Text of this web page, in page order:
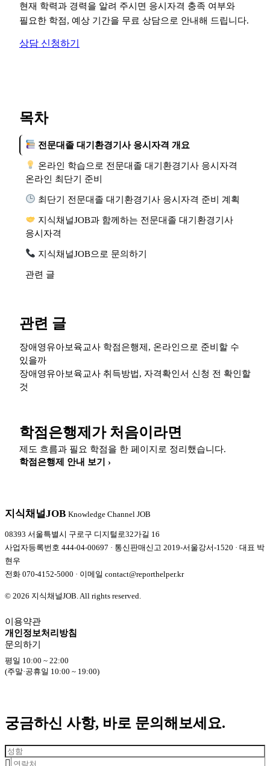
현재 학력과 경력을 알려 주시면 응시자격 충족 여부와
필요한 학점, 예상 기간을 무료 상담으로 안내해 드립니다.
상담 신청하기
목차
전문대졸 대기환경기사 응시자격 개요
온라인 학습으로 전문대졸 대기환경기사 응시자격
온라인 최단기 준비
최단기 전문대졸 대기환경기사 응시자격 준비 계획
지식채널JOB과 함께하는 전문대졸 대기환경기사
응시자격
지식채널JOB으로 문의하기
관련 글
관련 글
장애영유아보육교사 학점은행제, 온라인으로 준비할 수
있을까
장애영유아보육교사 취득방법, 자격확인서 신청 전 확인할
것
학점은행제가 처음이라면
제도 흐름과 필요 학점을 한 페이지로 정리했습니다.
학점은행제 안내 보기 ›
지식채널JOB Knowledge Channel JOB
08393 서울특별시 구로구 디지털로32가길 16
사업자등록번호 444-04-00697 · 통신판매신고 2019-서울강서-1520 · 대표 박
현우
전화 070-4152-5000 · 이메일 contact@reporthelper.kr
© 2026 지식채널JOB. All rights reserved.
이용약관
개인정보처리방침
문의하기
평일 10:00 ~ 22:00
(주말·공휴일 10:00 ~ 19:00)
궁금하신 사항, 바로 문의해보세요.